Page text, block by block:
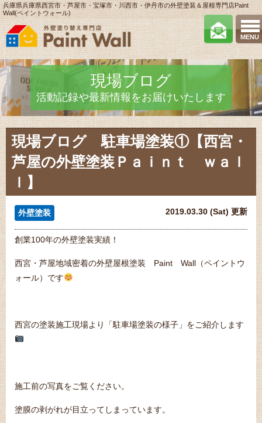
MENU
兵庫県兵庫県西宮市・芦屋市・宝塚市・川西市・伊丹市の外壁塗装＆屋根専門店Paint
Wall(ペイントウォール)
現場ブログ
活動記録や最新情報をお届けいたします
現場ブログ 駐車場塗装①【西宮・
芦屋の外壁塗装Ｐａｉｎｔ ｗａｌ
ｌ】
外壁塗装 2019.03.30 (Sat) 更新
創業100年の外壁塗装実績！
西宮・芦屋地域密着の外壁屋根塗装 Paint Wall（ペイントウ
ォール）です
西宮の塗装施工現場より「駐車場塗装の様子」をご紹介します
施工前の写真をご覧ください。
塗膜の剥がれが目立ってしまっています。